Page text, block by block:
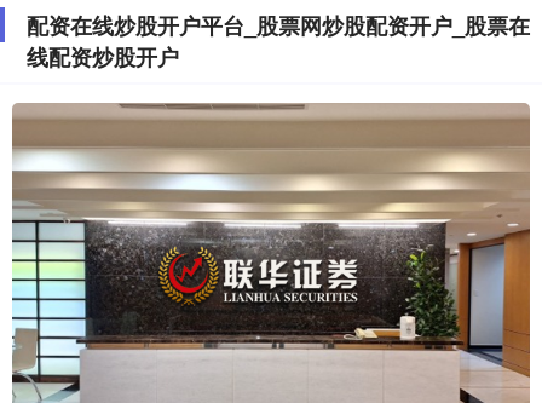
配资在线炒股开户平台_股票网炒股配资开户_股票在
线配资炒股开户